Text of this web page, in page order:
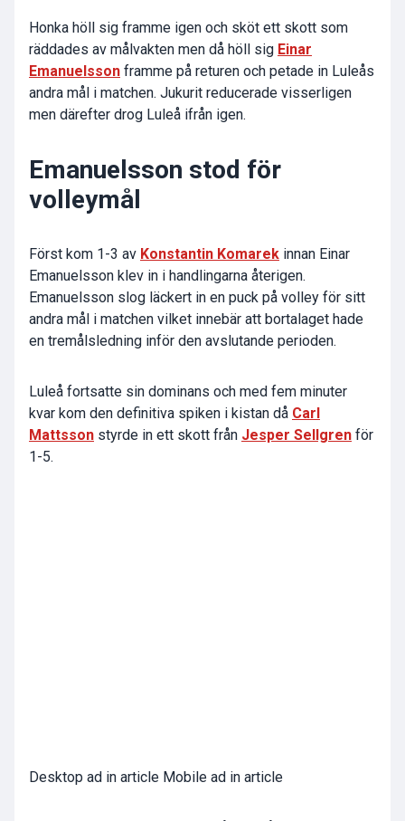
Honka höll sig framme igen och sköt ett skott som
räddades av målvakten men då höll sig Einar
Emanuelsson framme på returen och petade in Luleås
andra mål i matchen. Jukurit reducerade visserligen
men därefter drog Luleå ifrån igen.
Emanuelsson stod för
volleymål
Först kom 1-3 av Konstantin Komarek innan Einar
Emanuelsson klev in i handlingarna återigen.
Emanuelsson slog läckert in en puck på volley för sitt
andra mål i matchen vilket innebär att bortalaget hade
en tremålsledning inför den avslutande perioden.
Luleå fortsatte sin dominans och med fem minuter
kvar kom den definitiva spiken i kistan då Carl
Mattsson styrde in ett skott från Jesper Sellgren för
1-5.
Desktop ad in article Mobile ad in article